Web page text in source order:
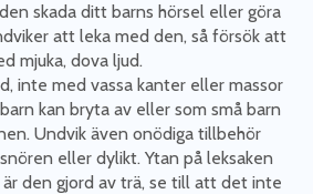
skada ditt barns hörsel eller göra
att leka med den, så försök att
mjuka, dova ljud.
inte med vassa kanter eller massor
kan bryta av eller som små barn
Undvik även onödiga tillbehör
eller dylikt. Ytan på leksaken
är den gjord av trä, se till att det inte